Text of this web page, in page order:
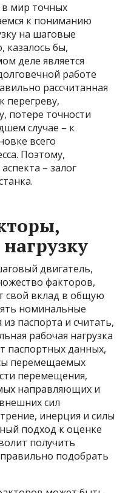
мир точных
к пониманию
на шаговые
казалось бы,
деле является
работе
рассчитанная
перегреву,
потере точности
случае – к
всего
Поэтому,
– залог
двигатель,
факторов,
свой вклад в общую
номинальные
паспорта и считать,
рабочая нагрузка
паспортных данных,
перемещаемых
перемещения,
направляющих и
сил
инерция и силы
подход к оценке
получить
подобрать